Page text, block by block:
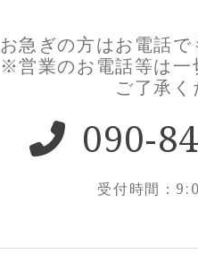
お急ぎの方はお電話で
※営業のお電話等は一
ご了承く
090-
受付時間：